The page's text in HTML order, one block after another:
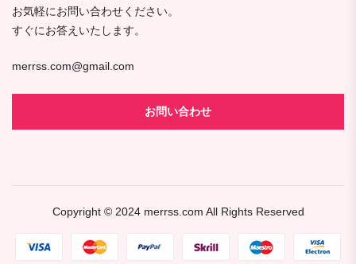
お気軽にお問い合わせください。
すぐにお答えいたします。
merrss.com@gmail.com
お問い合わせ
Copyright © 2024 merrss.com All Rights Reserved